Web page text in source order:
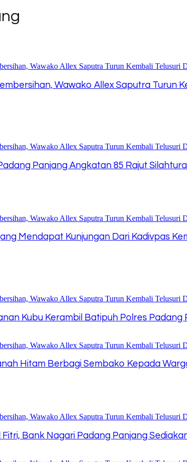
Wawako Allex Saputra Turun
Panjang Angkatan 85 Rajut
Mendapat Kunjungan Dari Kadivpas
Kubu Kerambil Batipuh Polres
Hitam Berbagi Sembako Kepada
Fitri, Bank Nagari Padang Panjang